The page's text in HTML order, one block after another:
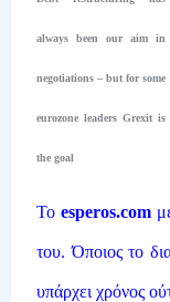
always been our aim in
negotiations – but for some
eurozone leaders Grexit is
the goal
Τοesperos.com
του. Όποιος το
υπάρχει χρόνος